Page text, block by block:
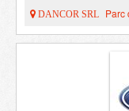
DANCOR SRL Parc